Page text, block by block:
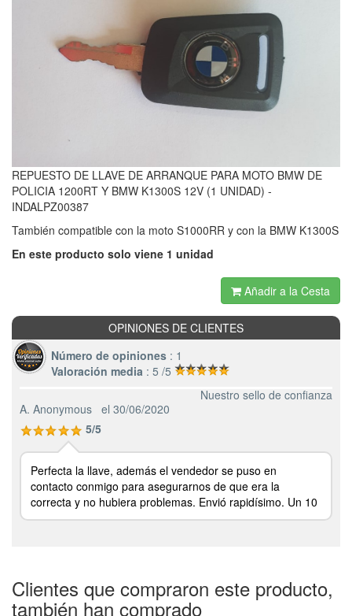
REPUESTO DE LLAVE DE ARRANQUE PARA MOTO BMW DE
POLICIA 1200RT Y BMW K1300S 12V (1 UNIDAD) -
INDALPZ00387
También compatible con la moto S1000RR y con la BMW K1300S
En este producto solo viene 1 unidad
Añadir a la Cesta
OPINIONES DE CLIENTES
Número de opiniones : 1
Valoración media : 5 /5
Nuestro sello de confianza
A. Anonymous el 30/06/2020
5/5
Perfecta la llave, además el vendedor se puso en
contacto conmigo para asegurarnos de que era la
correcta y no hubiera problemas. Envió rapidísimo. Un 10
Clientes que compraron este producto,
también han comprado